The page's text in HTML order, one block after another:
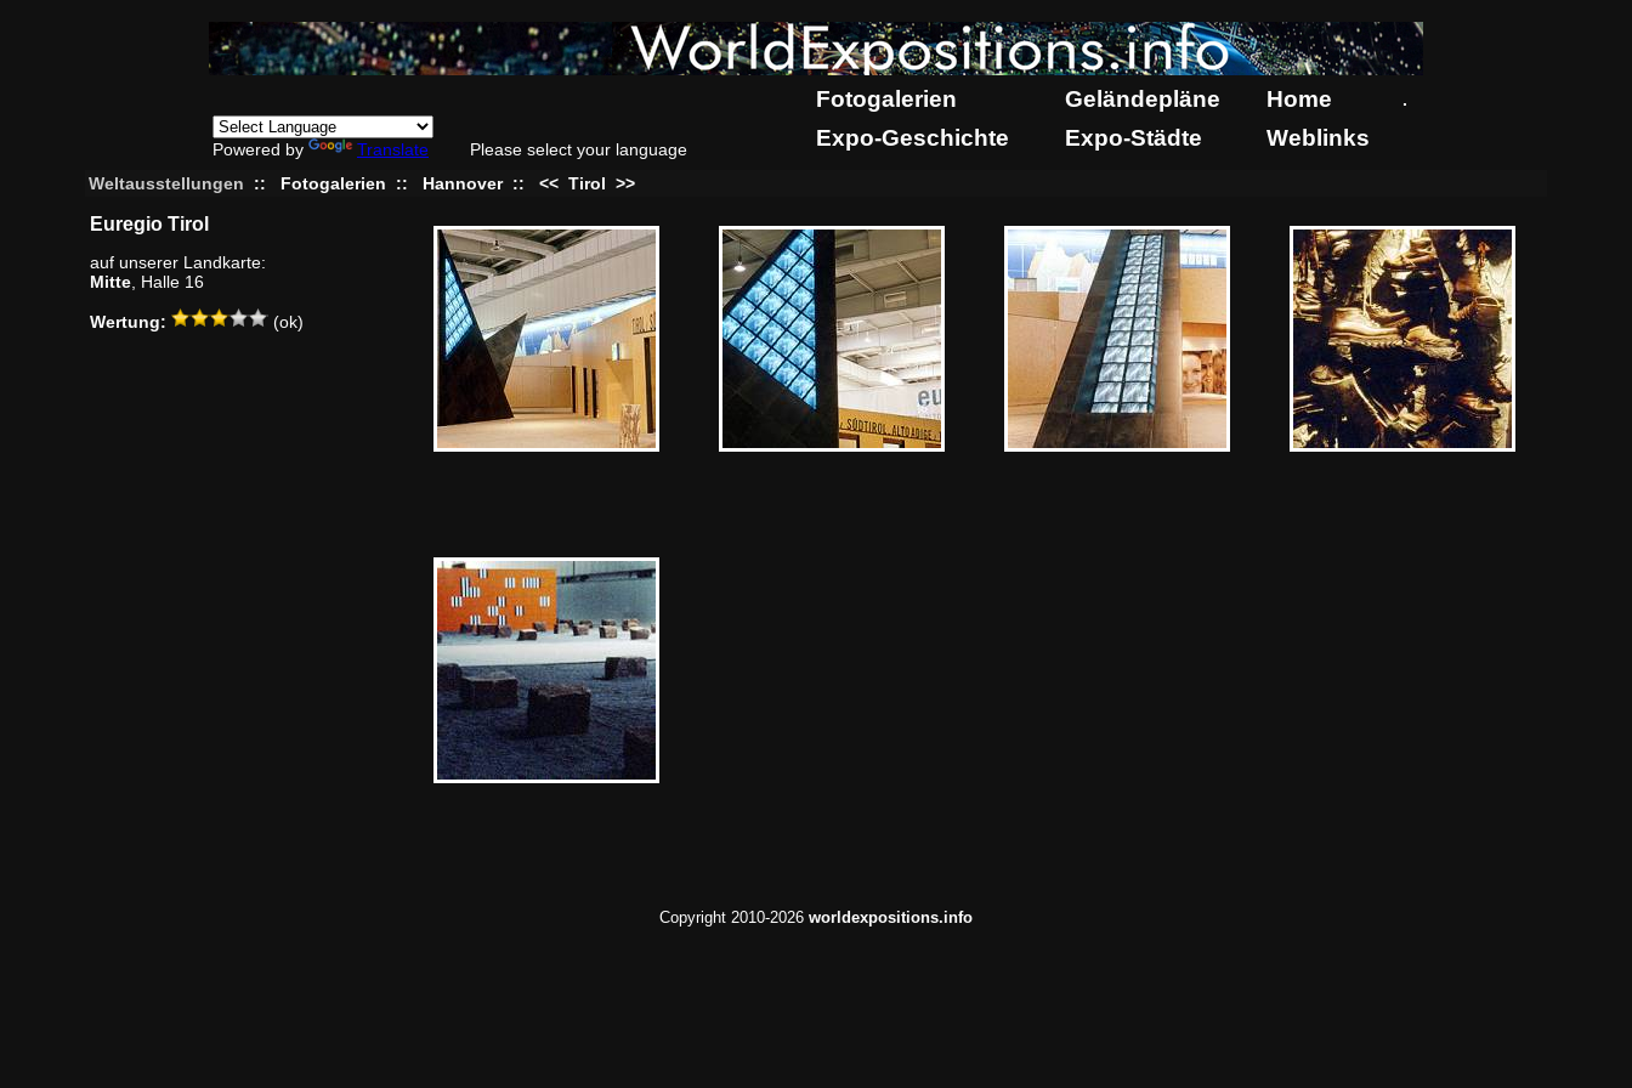
Powered by Translate Please select your language
Fotogalerien Geländepläne Home .
Expo-Geschichte Expo-Städte Weblinks
Weltausstellungen :: Fotogalerien :: Hannover :: << Tirol >>
Euregio Tirol
auf unserer Landkarte:
Mitte , Halle 16
Wertung: (ok)
Copyright 2010-2026 worldexpositions.info